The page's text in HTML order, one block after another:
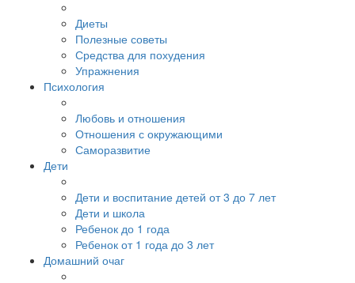
Диеты
Полезные советы
Средства для похудения
Упражнения
Психология
Любовь и отношения
Отношения с окружающими
Саморазвитие
Дети
Дети и воспитание детей от 3 до 7 лет
Дети и школа
Ребенок до 1 года
Ребенок от 1 года до 3 лет
Домашний очаг